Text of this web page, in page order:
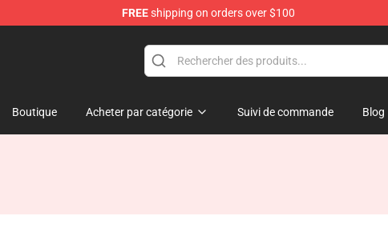
FREEshipping on orders over $100
Boutique Acheter par catégorie Suivi de commande Blog